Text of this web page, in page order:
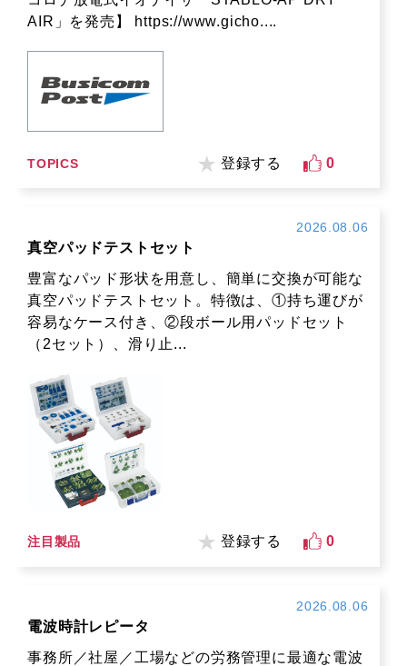
AIR」を発売】 https://www.gicho....
TOPICS 登録する 0
2026.08.06
真空パッドテストセット
豊富なパッド形状を用意し、簡単に交換が可能な
真空パッドテストセット。特徴は、①持ち運びが
容易なケース付き、②段ボール用パッドセット
（2セット）、滑り止...
注目製品 登録する 0
2026.08.06
電波時計レピータ
事務所／社屋／工場などの労務管理に最適な電波